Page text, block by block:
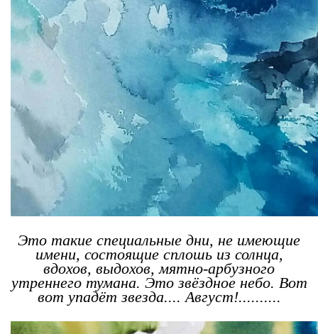
Это такие специальные дни, не имеющие
имени, состоящие сплошь из солнца,
вдохов, выдохов, мятно-арбузного
утреннего тумана. Это звёздное небо. Вот
вот упадёт звезда.... Август!..........